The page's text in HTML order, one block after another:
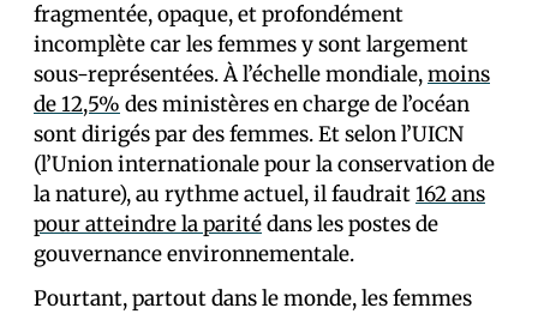
fragmentée, opaque, et profondément
incomplète car les femmes y sont largement
sous-représentées. À l’échelle mondiale,moins
de 12,5% des ministères en charge de l’océan
sont dirigés par des femmes. Et selon l’UICN
(l’Union internationale pour la conservation de
la nature), au rythme actuel, il faudrait162 ans
pour atteindre la paritédans les postes de
gouvernance environnementale.
Pourtant, partout dans le monde, les femmes